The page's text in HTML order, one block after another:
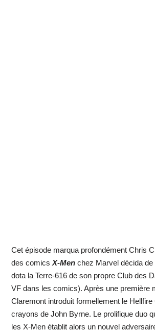
Cet épisode marqua profondément Chris
des comics X-Menchez Marvel décida de
dota la Terre-616 de son propre Club des
VF dans les comics). Après une première
Claremont introduit formellement le Hellfire
crayons de John Byrne. Le prolifique duo
les X-Men établit alors un nouvel